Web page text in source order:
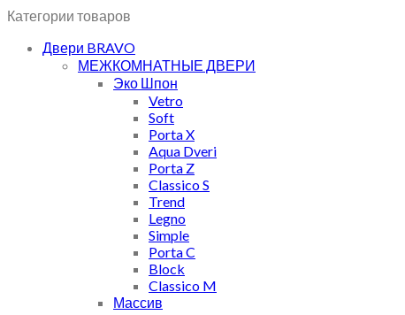
Категории товаров
Двери BRAVO
МЕЖКОМНАТНЫЕ ДВЕРИ
Эко Шпон
Vetro
Soft
Porta X
Aqua Dveri
Porta Z
Classico S
Trend
Legno
Simple
Porta C
Block
Classico M
Массив